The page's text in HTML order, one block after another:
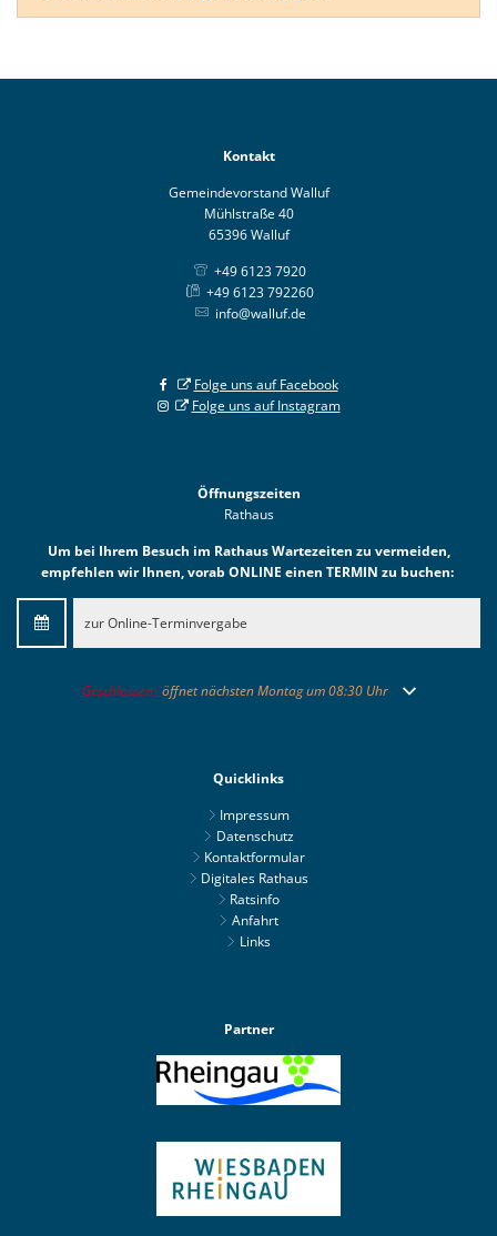
Kontakt
Gemeindevorstand Walluf
Mühlstraße 40
65396 Walluf
+49 6123 7920
+49 6123 792260
info@walluf.de
Folge uns auf Facebook
Folge uns auf Instagram
Öffnungszeiten
Rathaus
Um bei Ihrem Besuch im Rathaus Wartezeiten zu vermeiden,
empfehlen wir Ihnen, vorab ONLINE einen TERMIN zu buchen:
zur Online-Terminvergabe
Klicken, um weitere Öffnungs- oder Schließzeiten auszublenden
Geschlossen: öffnet nächsten Montag um 08:30 Uhr
Quicklinks
Impressum
Datenschutz
Kontaktformular
Digitales Rathaus
Ratsinfo
Anfahrt
Links
Partner